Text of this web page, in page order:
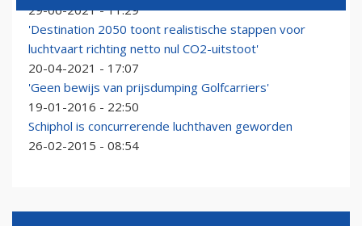
29-06-2021 - 11:29
'Destination 2050 toont realistische stappen voor
luchtvaart richting netto nul CO2-uitstoot'
20-04-2021 - 17:07
'Geen bewijs van prijsdumping Golfcarriers'
19-01-2016 - 22:50
Schiphol is concurrerende luchthaven geworden
26-02-2015 - 08:54